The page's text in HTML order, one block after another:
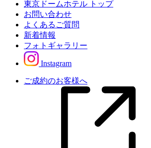
東京ドームホテル トップ
お問い合わせ
よくあるご質問
新着情報
フォトギャラリー
Instagram
ご成約のお客様へ